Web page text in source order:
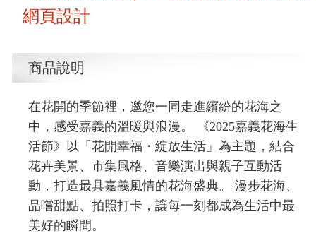
網頁設計
商品說明
在花開的季節裡，邀您一同走進繽紛的花海之
中，感受嘉義的溫暖與浪漫。 《2025嘉義花海生
活節》以「花開幸福・綻放生活」為主題，結合
花卉美景、市集風格、音樂演出與親子互動活
動，打造最具嘉義風情的花海盛典。 漫步花海、
品嚐甜點、拍照打卡，讓每一刻都成為生活中最
美好的瞬間。